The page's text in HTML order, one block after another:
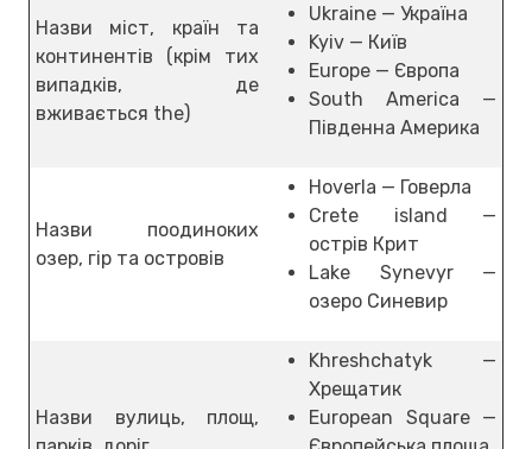
Назви міст, країн та
континентів (крім тих
випадків, де
вживається the)
Ukraine — Україна
Kyiv — Київ
Europe — Європа
South America —
Південна Америка
Назви поодиноких
озер, гір та островів
Hoverla — Говерла
Crete island —
острів Крит
Lake Synevyr —
озеро Синевир
Назви вулиць, площ,
Khreshchatyk —
Хрещатик
European Square —